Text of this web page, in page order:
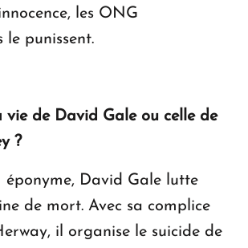
les ONG
le punissent.
vie de David Gale ou celle de
?
éponyme, David Gale lutte
de mort. Avec sa complice
il organise le suicide de